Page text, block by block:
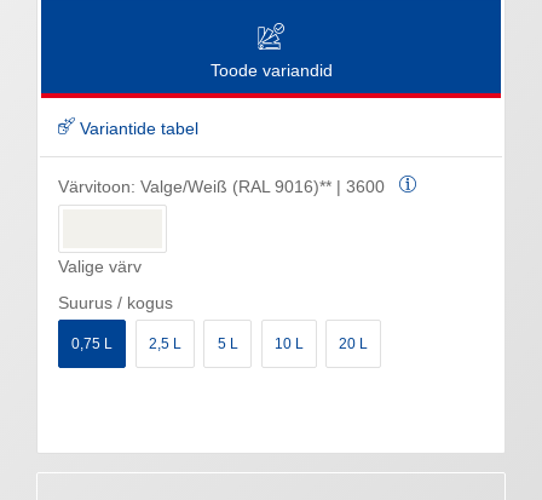
Toode variandid
Variantide tabel
Värvitoon: Valge/Weiß (RAL 9016)** | 3600
Valige värv
Suurus / kogus
0,75 L 2,5 L 5 L 10 L 20 L